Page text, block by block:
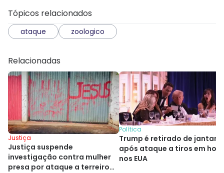
Tópicos relacionados
ataque zoologico
Relacionadas
Justiça
Justiça suspende
investigação contra mulher
presa por ataque a terreiro
Política
Trump é retirado de jantar
após ataque a tiros em
nos EUA